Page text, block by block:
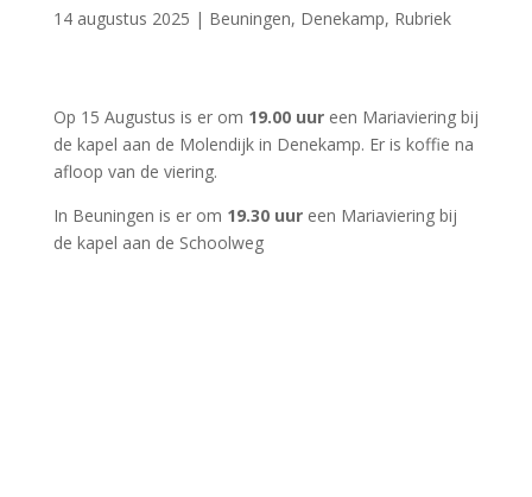
14 augustus 2025 | Beuningen, Denekamp, Rubriek
Op 15 Augustus is er om 19.00 uureen Mariaviering bij
de kapel aan de Molendijk in Denekamp. Er is koffie na
afloop van de viering.
In Beuningen is er om 19.30 uureen Mariaviering bij
de kapel aan de Schoolweg